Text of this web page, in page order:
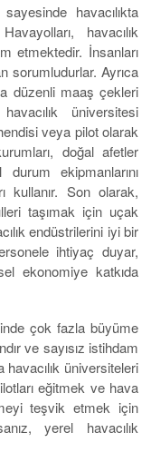
havacılıkta
havacılık
etmektedir. İnsanları
sorumludurlar. Ayrıca
düzenli maaş çekleri
üniversitesi
veya pilot olarak
doğal afetler
ekipmanlarını
kullanır. Son olarak,
taşımak için uçak
endüstrilerini iyi bir
ihtiyaç duyar,
ekonomiye katkıda
çok fazla büyüme
ve sayısız istihdam
havacılık üniversiteleri
eğitmek ve hava
teşvik etmek için
yerel havacılık